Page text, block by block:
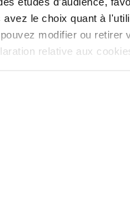
le choix quant à
modifier ou retirer
relative aux
également :
de vos données
un expert